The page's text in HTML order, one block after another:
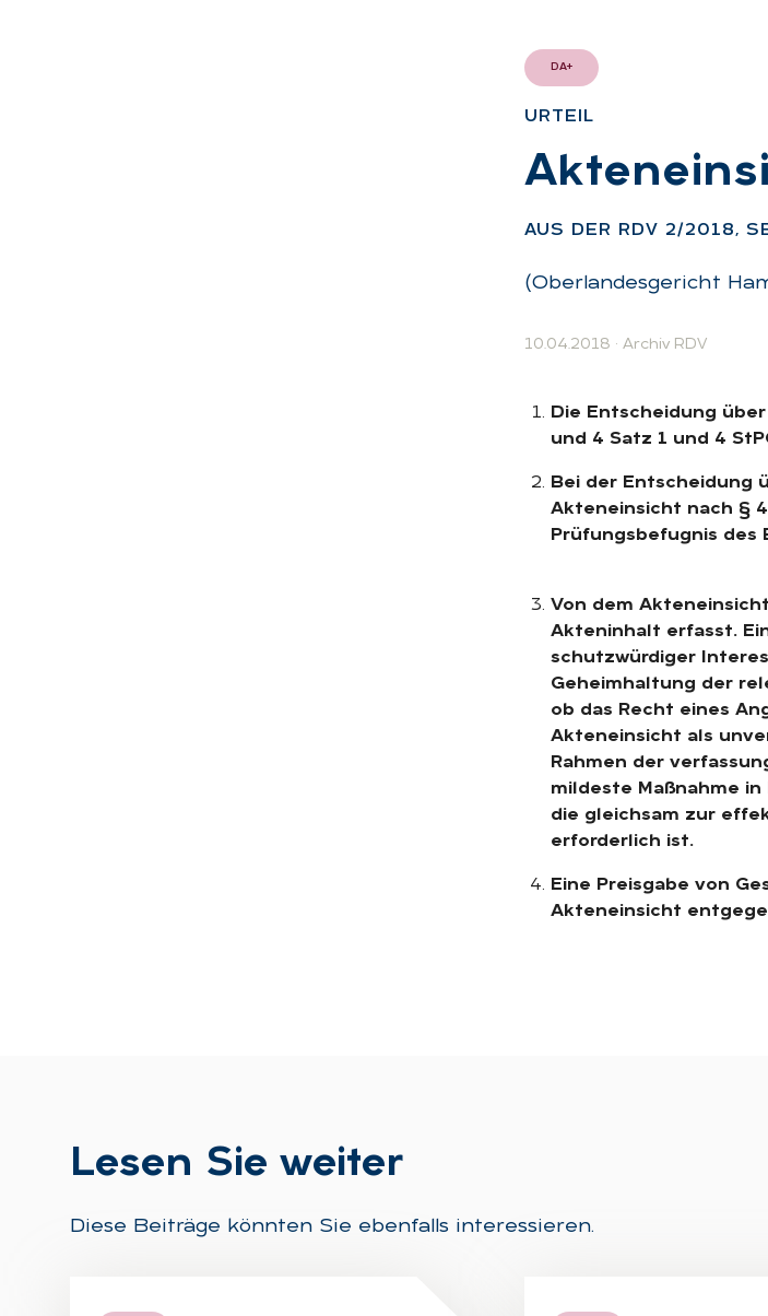
DA+
UR­TEIL
:
AUS DER RDV 2/2018,
(Oberlandesgericht
10.04.2018 · Archiv RDV
Die Entscheidung
und 4 Satz 1 und 4
Bei der Entscheidung
Akteneinsicht nach §
Prüfungsbefugnis des
Von dem
Akteninhalt erfasst.
schutzwürdiger
Geheimhaltung der
ob das Recht eines
Akteneinsicht als
Rahmen der
mildeste Maßnahme
die gleichsam zur
erforderlich ist.
Eine Preisgabe von
Akteneinsicht
Le­sen Sie wei­ter
Diese Beiträge könnten Sie ebenfalls interessieren.